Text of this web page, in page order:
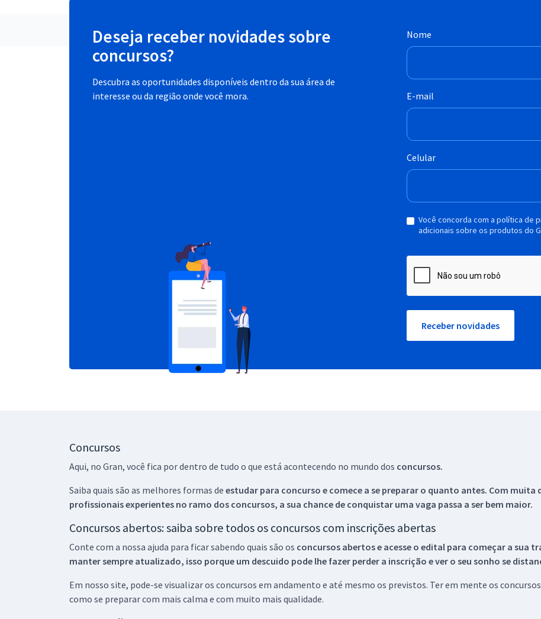
Deseja receber novidades sobre
concursos?
Descubra as oportunidades disponíveis dentro da sua área de
interesse ou da região onde você mora.
Nome
E-mail
Celular
Você concorda com a política de
adicionais sobre os produtos do
Receber novidades
Concursos
Aqui, no Gran, você fica por dentro de tudo o que está acontecendo no mundo dos concursos.
Saiba quais são as melhores formas de estudar para concurso e comece a se preparar o quanto antes. Com muita
profissionais experientes no ramo dos concursos, a sua chance de conquistar uma vaga passa a ser bem maior.
Concursos abertos: saiba sobre todos os concursos com inscrições abertas
Conte com a nossa ajuda para ficar sabendo quais são os concursos abertos e acesse o edital para começar a sua
manter sempre atualizado, isso porque um descuido pode lhe fazer perder a inscrição e ver o seu sonho se
Em nosso site, pode-se visualizar os concursos em andamento e até mesmo os previstos. Ter em mente os
como se preparar com mais calma e com muito mais qualidade.